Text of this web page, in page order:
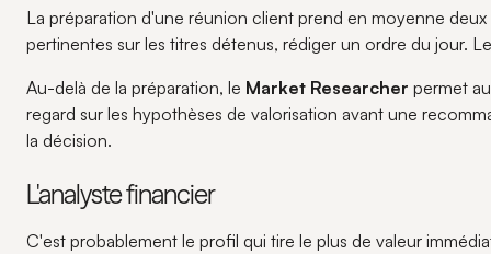
La préparation d'une réunion client prend en moyenne
pertinentes sur les titres détenus, rédiger un ordre du jour.
Au-delà de la préparation, le Market Researcher permet
regard sur les hypothèses de valorisation avant une
la décision.
L'analyste financier
C'est probablement le profil qui tire le plus de valeur